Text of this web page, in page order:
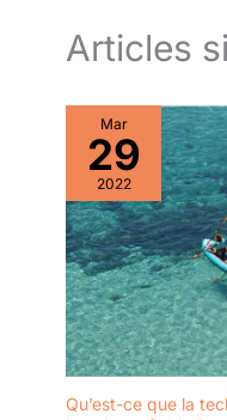
Articles
Mar
29
2022
Qu’est-ce que la